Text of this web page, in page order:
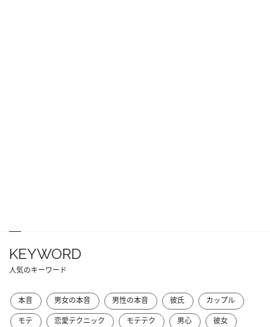
KEYWORD
人気のキーワード
本音 男女の本音 男性の本音 彼氏
カップル
モテ
恋愛テクニック モテテク 男心
彼女